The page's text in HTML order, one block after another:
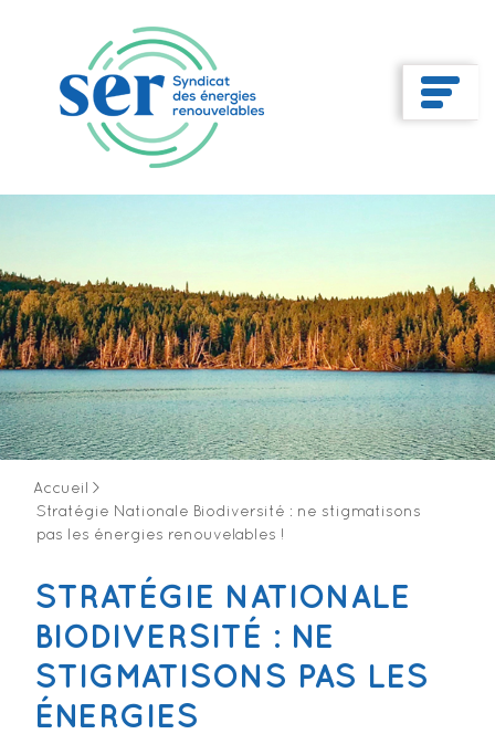
Accueil
>
Stratégie Nationale Biodiversité : ne stigmatisons
pas les énergies renouvelables !
STRATÉGIE NATIONALE
BIODIVERSITÉ : NE
STIGMATISONS PAS LES
ÉNERGIES